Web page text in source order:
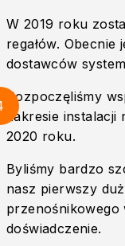
W 2019 roku
regałów. Obecnie
dostawców
Rozpoczęliśmy
zakresie
2020 roku.
Byliśmy bardzo
nasz pierwszy
przenośnikowego
doświadczenie.